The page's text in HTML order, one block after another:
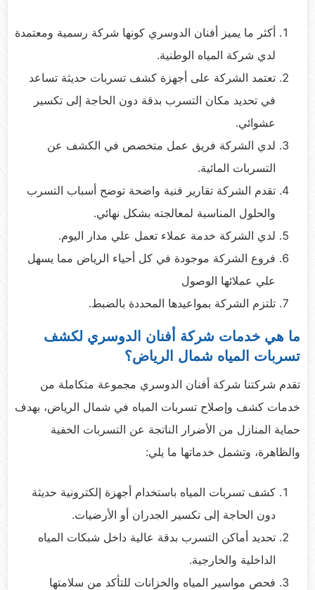
أكثر ما يميز أفنان الدوسري كونها شركة رسمية ومعتمدة
لدي شركة المياه الوطنية.
تعتمد الشركة على أجهزة كشف تسربات حديثة تساعد
في تحديد مكان التسرب بدقة دون الحاجة إلى تكسير
عشوائي.
لدي الشركة فريق عمل متخصص في الكشف عن
التسربات المائية.
تقدم الشركة تقارير فنية واضحة توضح أسباب التسرب
والحلول المناسبة لمعالجته بشكل نهائي.
لدي الشركة خدمة عملاء تعمل علي مدار اليوم.
فروع الشركة موجودة في كل أحياء الرياض مما يسهل
علي عملائها الوصول
تلتزم الشركة بمواعيدها المحددة بالضبط.
ما هي خدمات شركة أفنان الدوسري لكشف
تسربات المياه شمال الرياض؟
تقدم شركتنا شركة أفنان الدوسري مجموعة متكاملة من
خدمات كشف وإصلاح تسربات المياه في شمال الرياض، بهدف
حماية المنازل من الأضرار الناتجة عن التسربات الخفية
والظاهرة، وتشمل خدماتها ما يلي:
كشف تسربات المياه باستخدام أجهزة إلكترونية حديثة
دون الحاجة إلى تكسير الجدران أو الأرضيات.
تحديد أماكن التسرب بدقة عالية داخل شبكات المياه
الداخلية والخارجية.
فحص مواسير المياه والخزانات للتأكد من سلامتها